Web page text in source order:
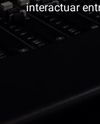
interactuar